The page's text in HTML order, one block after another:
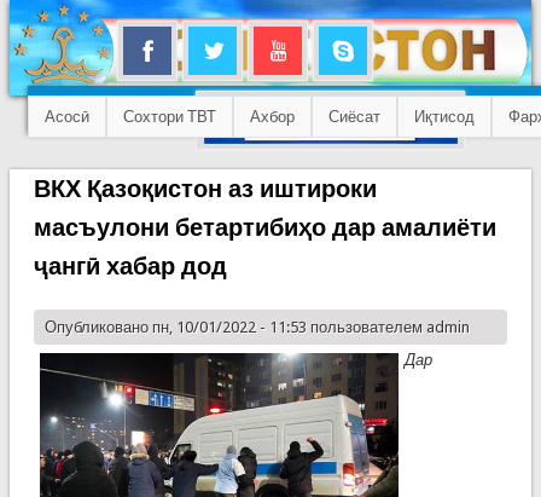
Асосӣ Сохтори ТВТ Ахбор Сиёсат Иқтисод
ВКХ Қазоқистон аз иштироки
масъулони бетартибиҳо дар амалиёти
ҷангӣ хабар дод
Опубликовано пн, 10/01/2022 - 11:53 пользователем admin
Дар